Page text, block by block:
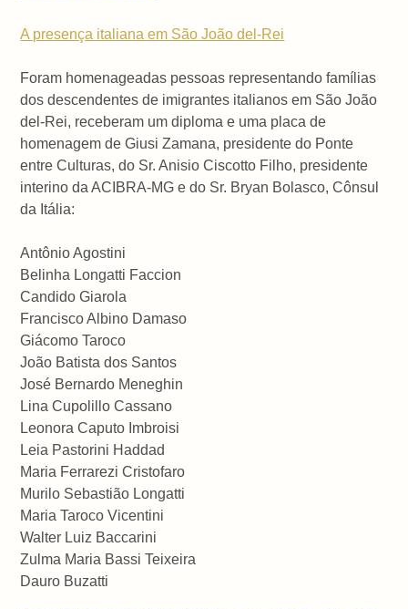
A presença italiana em São João del-Rei
Foram homenageadas pessoas representando famílias
dos descendentes de imigrantes italianos em São João
del-Rei, receberam um diploma e uma placa de
homenagem de Giusi Zamana, presidente do Ponte
entre Culturas, do Sr. Anisio Ciscotto Filho, presidente
interino da ACIBRA-MG e do Sr. Bryan Bolasco, Cônsul
da Itália:
Antônio Agostini
Belinha Longatti Faccion
Candido Giarola
Francisco Albino Damaso
Giácomo Taroco
João Batista dos Santos
José Bernardo Meneghin
Lina Cupolillo Cassano
Leonora Caputo Imbroisi
Leia Pastorini Haddad
Maria Ferrarezi Cristofaro
Murilo Sebastião Longatti
Maria Taroco Vicentini
Walter Luiz Baccarini
Zulma Maria Bassi Teixeira
Dauro Buzatti